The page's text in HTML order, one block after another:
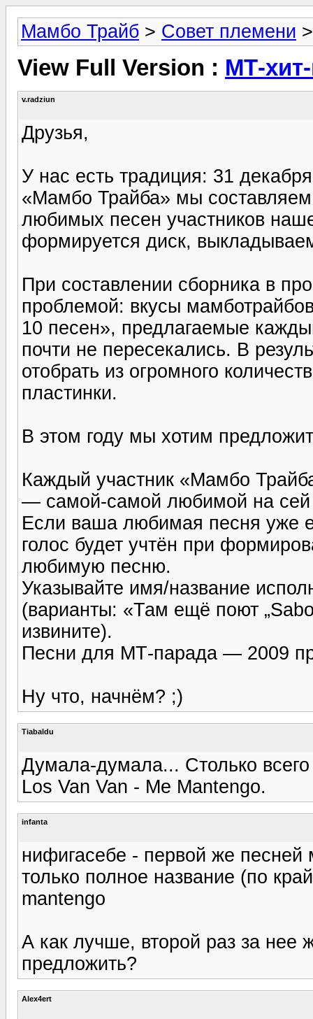
Мамбо Трайб > Совет племени
View Full Version : МТ-
v.radziun
Друзья,
У нас есть традиция: 31
«Мамбо Трайба» мы
любимых песен участников
формируется диск,
При составлении сборника в
проблемой: вкусы
10 песен», предлагаемые
почти не пересекались. В
отобрать из огромного
пластинки.
В этом году мы хотим
Каждый участник «Мамбо
— самой-самой любимой на сей
Если ваша любимая песня уже
голос будет учтён при
любимую песню.
Указывайте имя/название
(варианты: «Там ещё поют
извините).
Песни для МТ-парада — 2009
Ну что, начнём? ;)
Tiabaldu
Думала-думала... Столько
Los Van Van - Me Mantengo.
infanta
нифигасебе - первой же
только полное название (по
mantengo
А как лучше, второй раз за нее
предложить?
Alex4ert